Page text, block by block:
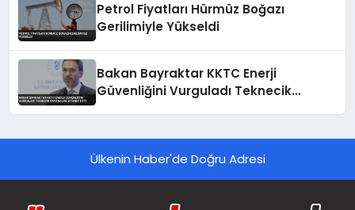
Petrol Fiyatları Hürmüz Boğazı
Gerilimiyle Yükseldi
Bakan Bayraktar KKTC Enerji
Güvenliğini Vurguladı Teknecik
Ülkenin Haber'de Doğru Adresi